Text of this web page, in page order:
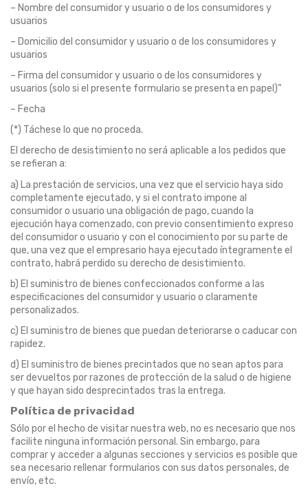
– Nombre del consumidor y usuario o de los consumidores y
usuarios
– Domicilio del consumidor y usuario o de los consumidores y
usuarios
– Firma del consumidor y usuario o de los consumidores y
usuarios (solo si el presente formulario se presenta en papel)”
– Fecha
(*) Táchese lo que no proceda.
El derecho de desistimiento no será aplicable a los pedidos que
se refieran a:
a) La prestación de servicios, una vez que el servicio haya sido
completamente ejecutado, y si el contrato impone al
consumidor o usuario una obligación de pago, cuando la
ejecución haya comenzado, con previo consentimiento expreso
del consumidor o usuario y con el conocimiento por su parte de
que, una vez que el empresario haya ejecutado íntegramente el
contrato, habrá perdido su derecho de desistimiento.
b) El suministro de bienes confeccionados conforme a las
especificaciones del consumidor y usuario o claramente
personalizados.
c) El suministro de bienes que puedan deteriorarse o caducar con
rapidez.
d) El suministro de bienes precintados que no sean aptos para
ser devueltos por razones de protección de la salud o de higiene
y que hayan sido desprecintados tras la entrega.
Política de privacidad
Sólo por el hecho de visitar nuestra web, no es necesario que nos
facilite ninguna información personal. Sin embargo, para
comprar y acceder a algunas secciones y servicios es posible que
sea necesario rellenar formularios con sus datos personales, de
envío, etc.